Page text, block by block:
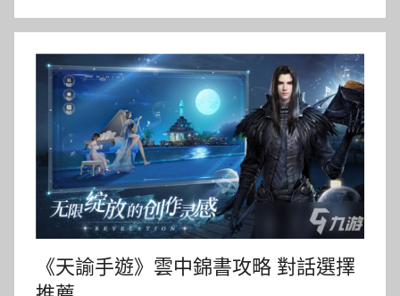
《天諭手遊》雲中錦書攻略 對話選擇